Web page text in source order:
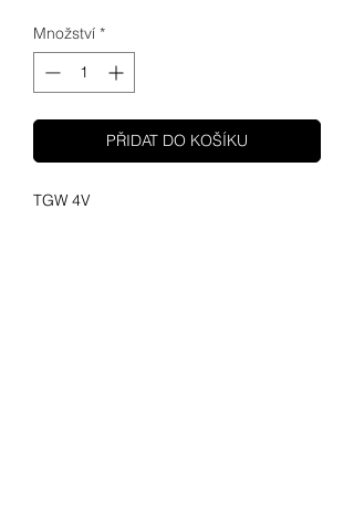
Množství *
PŘIDAT DO KOŠÍKU
TGW 4V